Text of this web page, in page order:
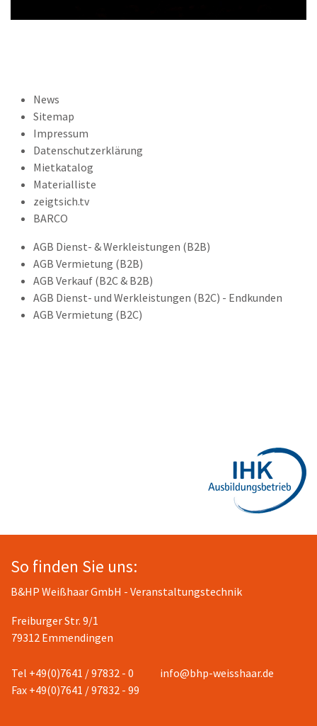
News
Sitemap
Impressum
Datenschutzerklärung
Mietkatalog
Materialliste
zeigtsich.tv
BARCO
AGB Dienst- & Werkleistungen (B2B)
AGB Vermietung (B2B)
AGB Verkauf (B2C & B2B)
AGB Dienst- und Werkleistungen (B2C) - Endkunden
AGB Vermietung (B2C)
So finden Sie uns:
B&HP Weißhaar GmbH - Veranstaltungstechnik
Freiburger Str. 9/1
79312 Emmendingen
Tel +49(0)7641 / 97832 - 0
Fax +49(0)7641 / 97832 - 99
info@bhp-weisshaar.de